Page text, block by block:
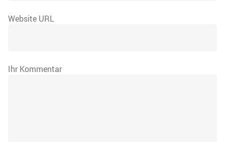
Website URL
Ihr Kommentar